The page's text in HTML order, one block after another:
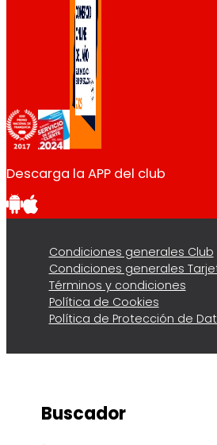
Descarga la APP del club
Condiciones generales Club
Condiciones generales
Términos y condiciones
Política de Cookies
Política de Protección de
Buscador